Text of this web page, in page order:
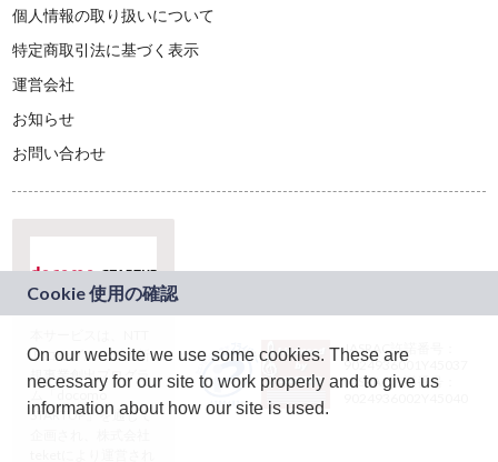
個人情報の取り扱いについて
特定商取引法に基づく表示
運営会社
お知らせ
お問い合わせ
ドコモグループの新
規事業創出プログラ
ム「docomo
STARTUP」を通じて
JASRAC許諾番号：
9024936001Y45037
JASRAC許諾番号：
On our website we use some cookies. These are
necessary for our site to work properly and to give us
information about how our site is used.